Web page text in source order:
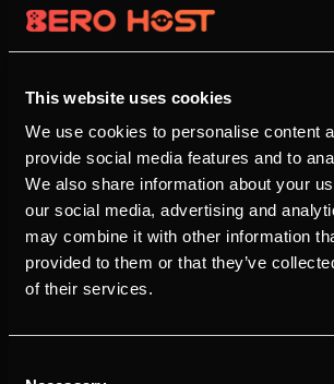
This website uses cookies
We use cookies to personalise content
provide social media features and to
We also share information about your
our social media, advertising and
may combine it with other information
provided to them or that they’ve
of their services.
Schloool
Schloool ist ein Student,